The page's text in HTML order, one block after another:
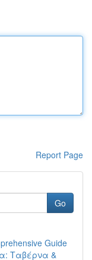
Report Page
Go
Guide
Ταβέρνα &